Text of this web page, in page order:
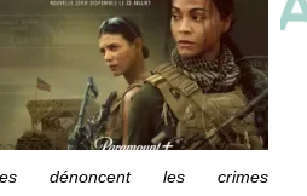
dénoncent les crimes